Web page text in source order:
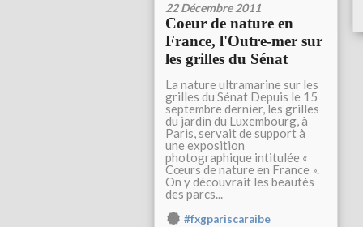
22 Décembre 2011
Coeur de nature en
France, l'Outre-mer sur
les grilles du Sénat
La nature ultramarine sur les
grilles du Sénat Depuis le 15
septembre dernier, les grilles
du jardin du Luxembourg, à
Paris, servait de support à
une exposition
photographique intitulée «
Cœurs de nature en France ».
On y découvrait les beautés
des parcs...
#fxgpariscaraibe